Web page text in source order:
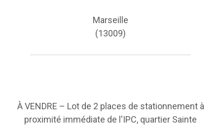
Marseille
(13009)
À VENDRE – Lot de 2 places de stationnement à
proximité immédiate de l'IPC, quartier Sainte